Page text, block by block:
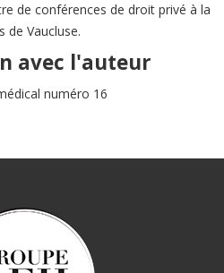
de conférences de droit privé à la
de Vaucluse.
avec l'auteur
numéro 16